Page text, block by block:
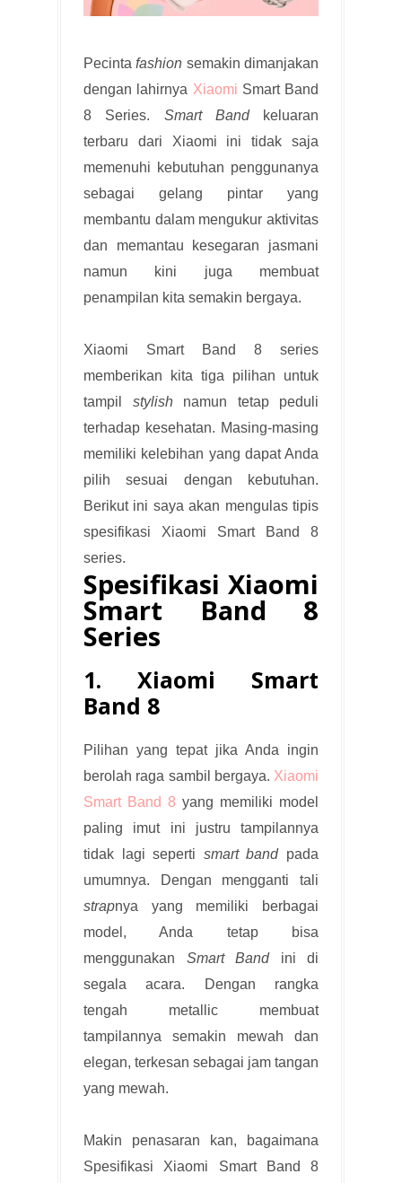
Pecintafashion semakin dimanjakan
dengan lahirnya Xiaomi Smart Band
8 Series. Smart Bandkeluaran
terbaru dari Xiaomi ini tidak saja
memenuhi kebutuhan penggunanya
sebagai gelang pintar yang
membantu dalam mengukur aktivitas
dan memantau kesegaran jasmani
namun kini juga membuat
penampilan kita semakin bergaya.
Xiaomi Smart Band 8 series
memberikan kita tiga pilihan untuk
tampil stylishnamun tetap peduli
terhadap kesehatan. Masing-masing
memiliki kelebihan yang dapat Anda
pilih sesuai dengan kebutuhan.
Berikut ini saya akan mengulas tipis
spesifikasi Xiaomi Smart Band 8
series.
Spesifikasi Xiaomi
Smart Band 8
Series
1. Xiaomi Smart
Band 8
Pilihan yang tepat jika Anda ingin
berolah raga sambil bergaya. Xiaomi
Smart Band 8 yang memiliki model
paling imut ini justru tampilannya
tidak lagi seperti smart bandpada
umumnya. Dengan mengganti tali
strapnya yang memiliki berbagai
model, Anda tetap bisa
menggunakan Smart Bandini di
segala acara. Dengan rangka
tengah metallic membuat
tampilannya semakin mewah dan
elegan, terkesan sebagai jam tangan
yang mewah.
Makin penasaran kan, bagaimana
Spesifikasi Xiaomi Smart Band 8